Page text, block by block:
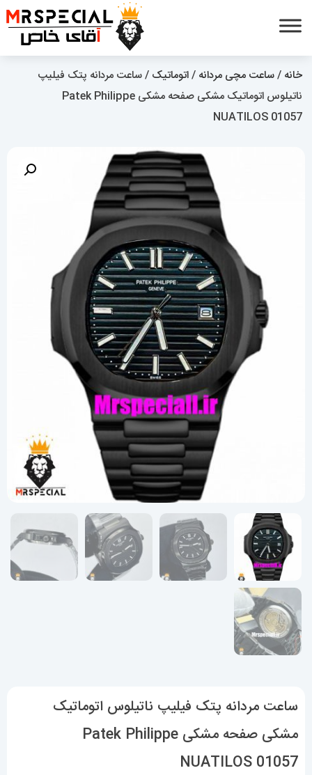
خانه /ساعت مچی مردانه /اتوماتیک / ساعت مردانه پتک فیلیپ
ناتیلوس اتوماتیک مشکی صفحه مشکی Patek Philippe
NUATILOS 01057
ساعت مردانه پتک فیلیپ ناتیلوس اتوماتیک
مشکی صفحه مشکی Patek Philippe
NUATILOS 01057